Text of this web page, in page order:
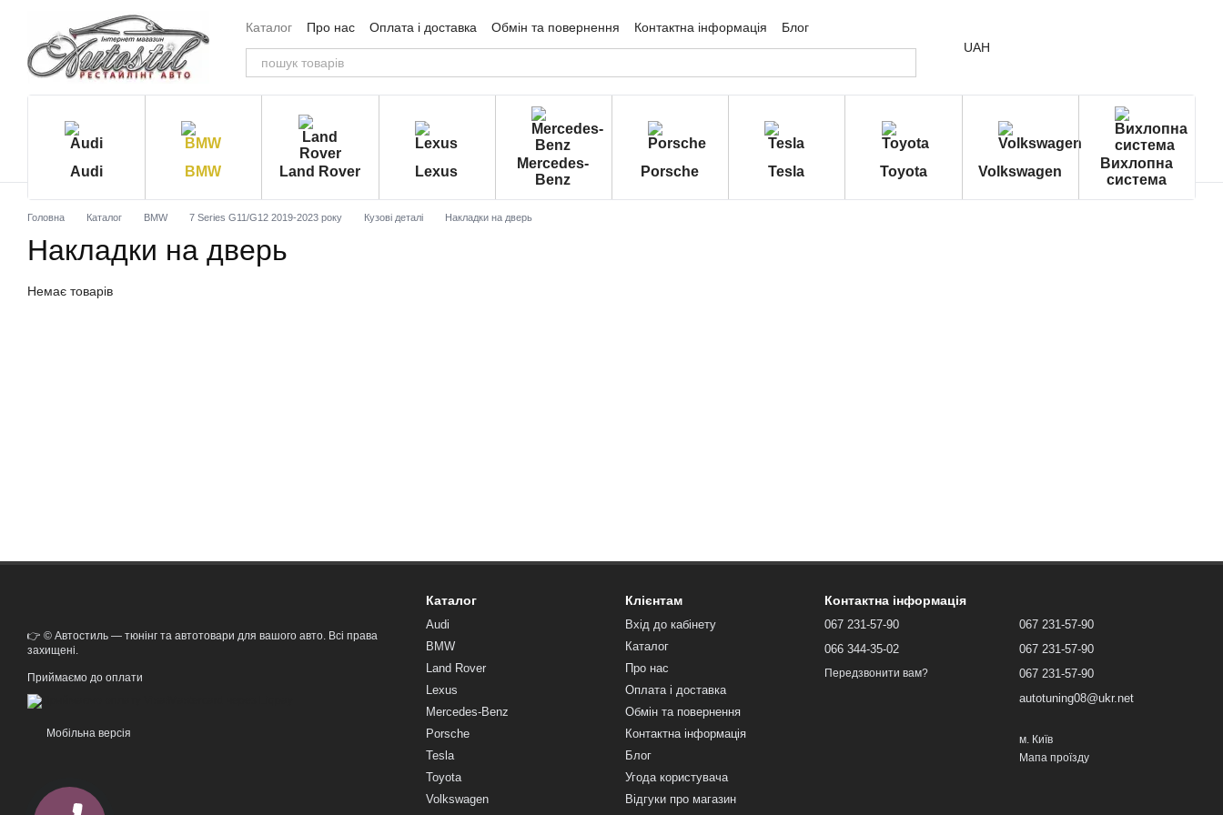
Перейти до основного контенту
Каталог
Про нас Оплата і доставка Обмін та повернення Контактна інформація
Блог
Угода користувача
Відгуки про магазин UAH
Audi BMW Land Rover Lexus
Mercedes-
Benz
Porsche Tesla Toyota Volkswagen
Вихлопна
система
Головна Каталог BMW 7 Series G11/G12 2019-2023 року Кузові деталі Накладки на дверь
Накладки на дверь
Немає товарів
👉 © Автостиль — тюнінг та автотовари для вашого авто. Всі права
захищені.
Приймаємо до оплати
Мобільна версія
Каталог
Audi
BMW
Land Rover
Lexus
Mercedes-Benz
Porsche
Tesla
Toyota
Volkswagen
Клієнтам
Вхід до кабінету
Каталог
Про нас
Оплата і доставка
Обмін та повернення
Контактна інформація
Блог
Угода користувача
Відгуки про магазин
Контактна інформація
067 231-57-90
066 344-35-02
Передзвонити вам?
067 231-57-90
067 231-57-90
067 231-57-90
autotuning08@ukr.net
м. Київ
Мапа проїзду